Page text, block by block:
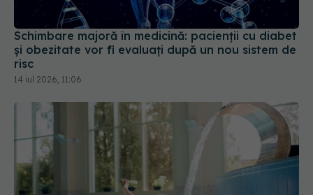
Schimbare majoră în medicină: pacienții cu diabet
și obezitate vor fi evaluați după un nou sistem de
risc
14 iul 2026, 11:06